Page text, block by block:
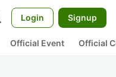
Login Signup
Official Event Official